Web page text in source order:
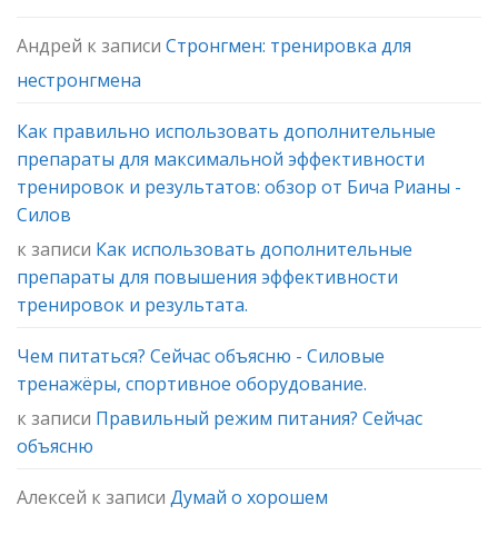
Андрей к записи Стронгмен: тренировка для
нестронгмена
Как правильно использовать дополнительные
препараты для максимальной эффективности
тренировок и результатов: обзор от Бича Рианы -
Силов
к записи Как использовать дополнительные
препараты для повышения эффективности
тренировок и результата.
Чем питаться? Сейчас объясню - Силовые
тренажёры, спортивное оборудование.
к записи Правильный режим питания? Сейчас
объясню
Алексей к записи Думай о хорошем